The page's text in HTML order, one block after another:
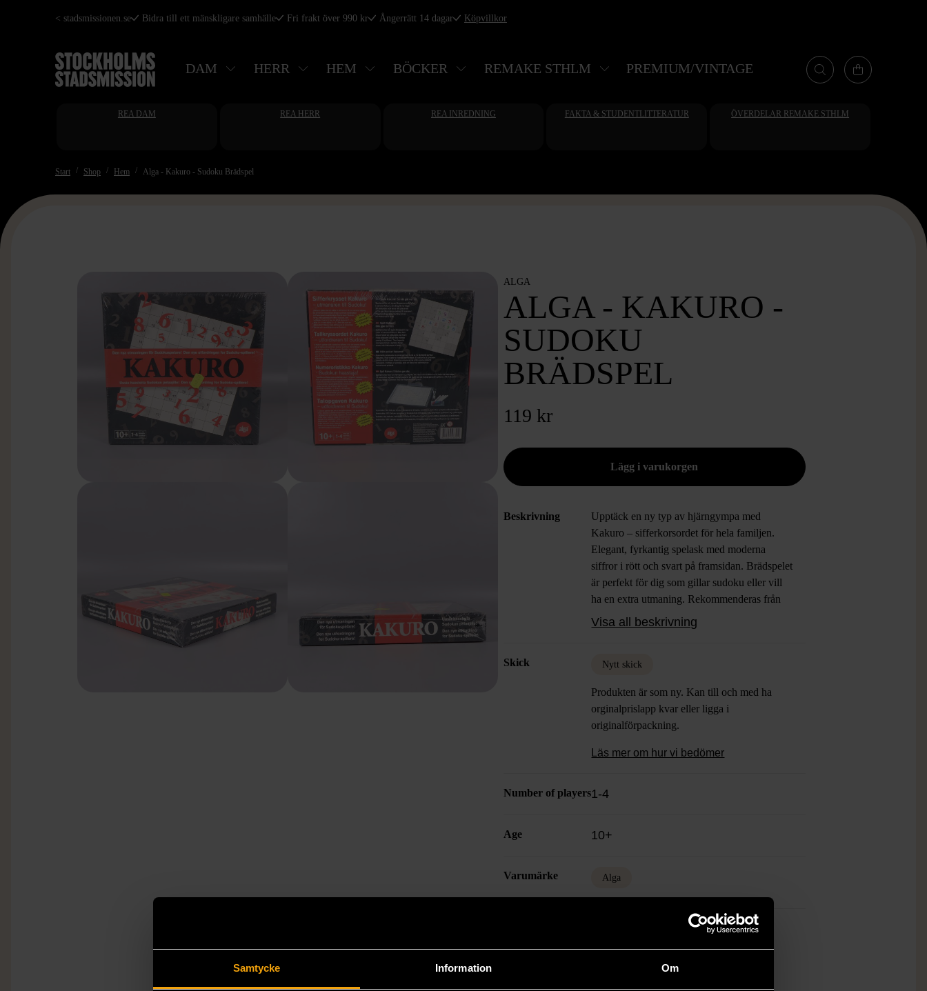
Samtycke Information Om
Hoppa
huvudinnehåll
< stadsmissionen.se Bidra till ett mänskligare samhälle Fri frakt över 990 kr Ångerrätt 14 dagar Köpvillkor
DAM HERR HEM BÖCKER REMAKE STHLM PREMIUM/VINTAGE
REA DAM REA HERR REA INREDNING FAKTA & STUDENTLITTERATUR ÖVERDELAR REMAKE STHLM
Start Shop Hem Alga - Kakuro - Sudoku Brädspel
ALGA
ALGA - KAKURO -
SUDOKU
BRÄDSPEL
119 kr
Beskrivning
Upptäck en ny typ av hjärngympa med
Kakuro – sifferkorsordet för hela familjen.
Elegant, fyrkantig spelask med moderna
siffror i rött och svart på framsidan. Brädspelet
är perfekt för dig som gillar sudoku eller vill
ha en extra utmaning. Rekommenderas från
10 år och passar 1 till 4 spelare.
Visa all beskrivning
Skick Nytt skick
Produkten är som ny. Kan till och med ha
orginalprislapp kvar eller ligga i
originalförpackning.
Läs mer om hur vi bedömer
Number of players1-4
Age 10+
Varumärke Alga
Fri frakt på alla köp över 990 kr.